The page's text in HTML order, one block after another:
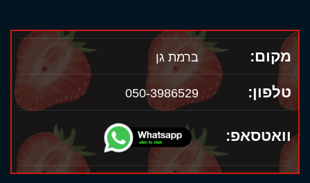
מקום: ברמת גן
טלפון: 050-3986529
וואטסאפ: